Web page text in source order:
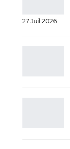
27 Juil 2026